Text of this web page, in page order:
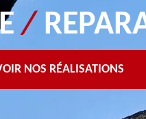
/
NOS RÉALISATIONS